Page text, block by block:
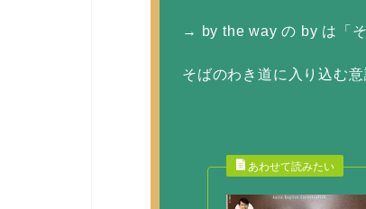
→ by the way の by は「
そばのわき道に入り込む意